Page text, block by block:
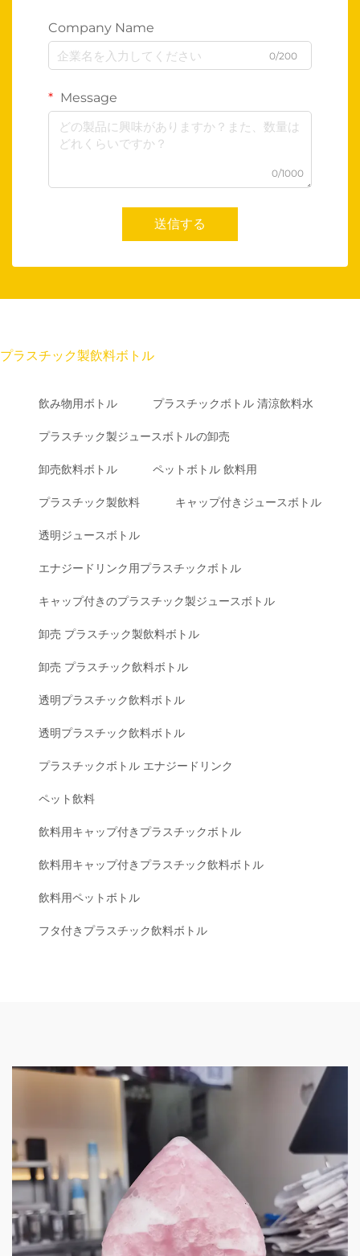
Company Name
0/200
Message
0/1000
送信する
プラスチック製飲料ボトル
飲み物用ボトル プラスチックボトル 清涼飲料水
プラスチック製ジュースボトルの卸売
卸売飲料ボトル ペットボトル 飲料用
プラスチック製飲料 キャップ付きジュースボトル
透明ジュースボトル
エナジードリンク用プラスチックボトル
キャップ付きのプラスチック製ジュースボトル
卸売 プラスチック製飲料ボトル
卸売 プラスチック飲料ボトル
透明プラスチック飲料ボトル
透明プラスチック飲料ボトル
プラスチックボトル エナジードリンク
ペット飲料
飲料用キャップ付きプラスチックボトル
飲料用キャップ付きプラスチック飲料ボトル
飲料用ペットボトル
フタ付きプラスチック飲料ボトル